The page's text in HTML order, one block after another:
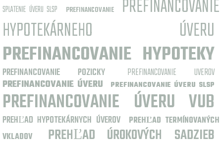
SPLATENIE ÚVERU SLSP
PREFINANCOVANIE
PREFINANCOVANIE
HYPOTEKÁRNEHO ÚVERU
PREFINANCOVANIE HYPOTEKY
PREFINANCOVANIE POZICKY
PREFINANCOVANIE UVEROV
PREFINANCOVANIE ÚVERU
PREFINANCOVANIE ÚVERU SLSP
PREFINANCOVANIE ÚVERU VUB
PREHĽAD HYPOTEKÁRNYCH ÚVEROV
PREHĽAD TERMÍNOVANÝCH
VKLADOV
PREHĽAD ÚROKOVÝCH SADZIEB